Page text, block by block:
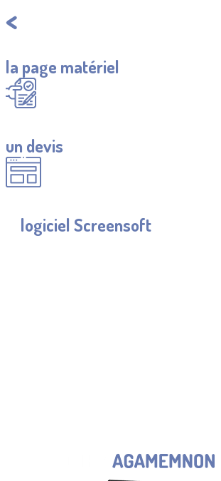
la page matériel
un devis
logiciel Screensoft